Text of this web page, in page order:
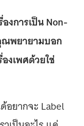
งการเป็น Non-
ณพยายามบอก
งเพศด้วยใช่
อยากจะ Label